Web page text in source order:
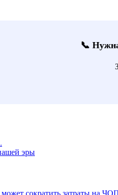
📞
эры
сократить затраты на